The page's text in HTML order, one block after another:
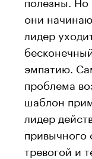
они
лидер
эмпатию.
проблема
шаблон
лидер
привычного
тревогой и